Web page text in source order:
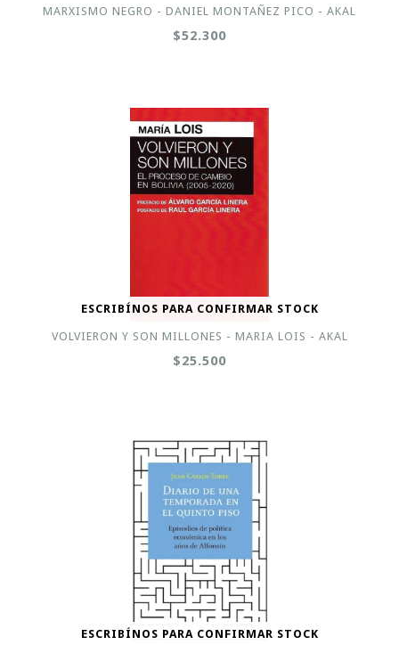
MARXISMO NEGRO - DANIEL MONTAÑEZ PICO - AKAL
$52.300
ESCRIBÍNOS PARA CONFIRMAR STOCK
VOLVIERON Y SON MILLONES - MARIA LOIS - AKAL
$25.500
ESCRIBÍNOS PARA CONFIRMAR STOCK